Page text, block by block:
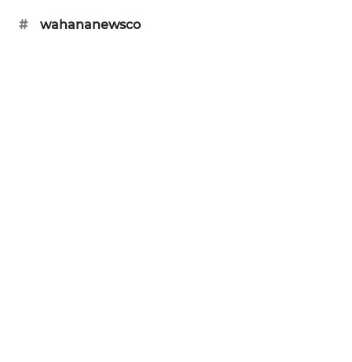
# wahananewsco
CILEUNGSI